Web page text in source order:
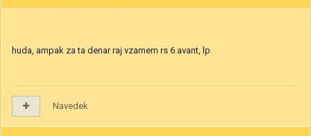
huda, ampak za ta denar raj vzamem rs 6 avant, lp
Navedek